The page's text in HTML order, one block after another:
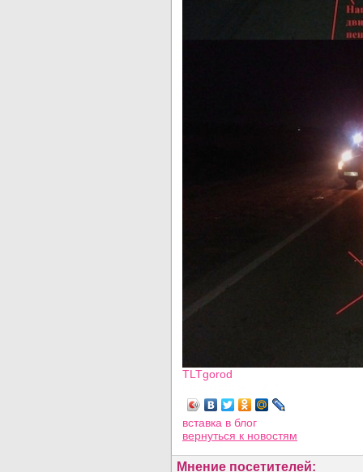
TLTgorod
вставка в блог
вернуться к новостям
Мнение посетителей: